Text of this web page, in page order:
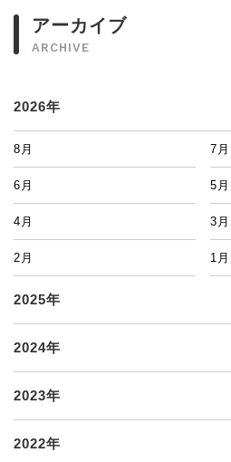
アーカイブ
ARCHIVE
2026年
8月 7月
6月 5月
4月 3月
2月 1月
2025年
2024年
2023年
2022年